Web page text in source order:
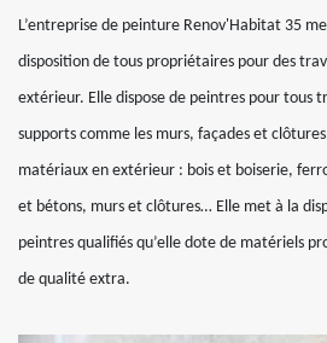
L’entreprise de peinture Renov'Habitat 35
disposition de tous propriétaires pour des
extérieur. Elle dispose de peintres pour tous
supports comme les murs, façades et
matériaux en extérieur : bois et boiserie,
et bétons, murs et clôtures… Elle met à la
peintres qualifiés qu’elle dote de matériels
de qualité extra.